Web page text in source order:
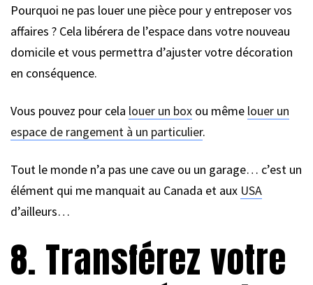
Pourquoi ne pas louer une pièce pour y entreposer vos
affaires ? Cela libérera de l’espace dans votre nouveau
domicile et vous permettra d’ajuster votre décoration
en conséquence.
Vous pouvez pour cela louer un box ou même louer un
espace de rangement à un particulier.
Tout le monde n’a pas une cave ou un garage… c’est un
élément qui me manquait au Canada et aux USA
d’ailleurs…
8. Transférez votre